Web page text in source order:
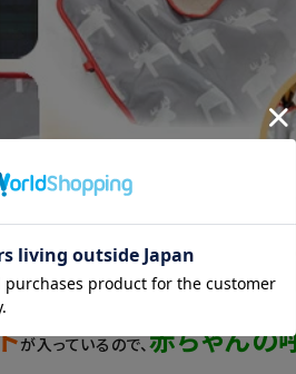
が入っているので、赤ちゃんの